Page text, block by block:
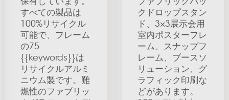
すべての製品は
100%リサイクル
可能で、フレーム
の75
{{keywords}}は
リサイクルアルミ
ニウム製です。難
燃性のファブリッ
クドロップスタン
ド、3×3展示会用
室内ポスターフレ
ーム、スナップフ
レーム、ブースソ
リューション、グ
ラフィック印刷な
どがあります。